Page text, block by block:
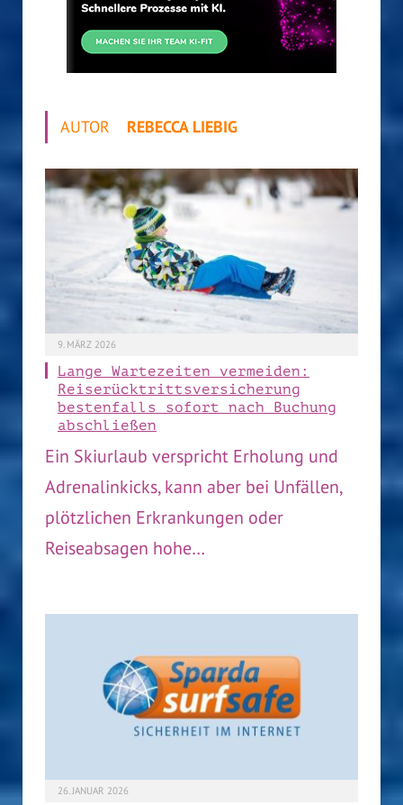
AUTOR REBECCA LIEBIG
9. MÄRZ 2026
Lange Wartezeiten vermeiden:
Reiserücktrittsversicherung
bestenfalls sofort nach Buchung
abschließen
Ein Skiurlaub verspricht Erholung und
Adrenalinkicks, kann aber bei Unfällen,
plötzlichen Erkrankungen oder
Reiseabsagen hohe…
26. JANUAR 2026